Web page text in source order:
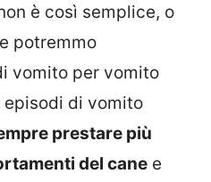
è così semplice, o
potremmo
vomito per vomito
episodi di vomito
prestare più
del cane e